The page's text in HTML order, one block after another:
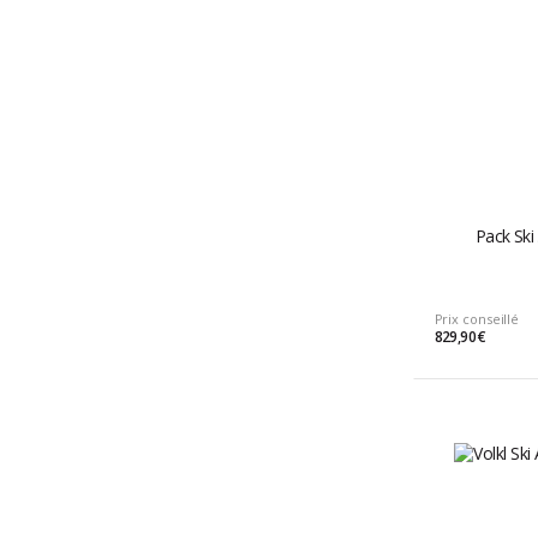
Pack
Prix conseillé
829,90 €